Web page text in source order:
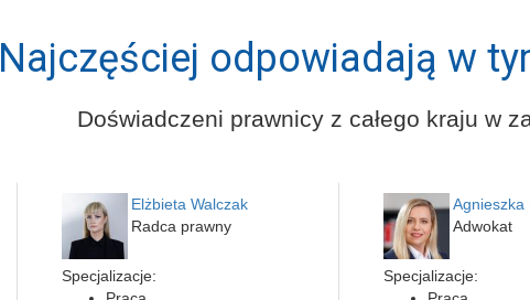
Najczęściej odpowiadają w
Doświadczeni prawnicy z całego kraju w
Elżbieta Walczak
Radca prawny
Specjalizacje:
Adwokat
Specjalizacje: